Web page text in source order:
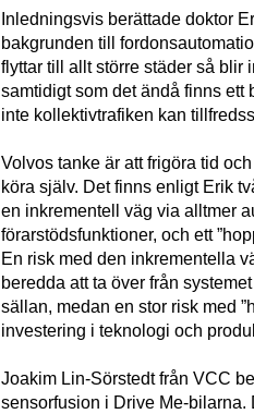
Inledningsvis berättade doktor
bakgrunden till
flyttar till allt större städer så blir
samtidigt som det ändå finns
inte kollektivtrafiken kan
Volvos tanke är att frigöra tid
köra själv. Det finns enligt Erik
en inkrementell väg via alltmer
förarstödsfunktioner, och ett
En risk med den inkrementella
beredda att ta över från
sällan, medan en stor risk med
investering i teknologi och
Joakim Lin-Sörstedt från VCC
sensorfusion i Drive Me-bilarna.